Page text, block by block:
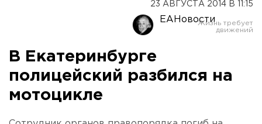
23 АВГУСТА 2014 В 11:15
ЕАНовости
В Екатеринбурге
полицейский разбился на
мотоцикле